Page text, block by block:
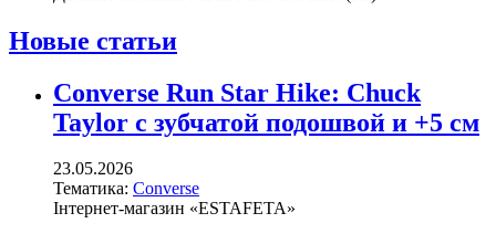
Новые статьи
Converse Run Star Hike: Chuck
Taylor с зубчатой подошвой и +5 см
23.05.2026
Тематика: Converse
Інтернет-магазин «ESTAFETA»